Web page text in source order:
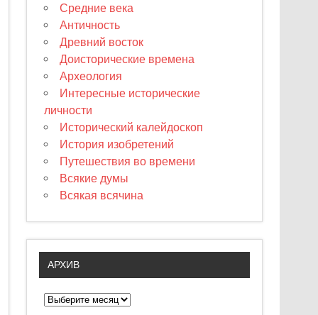
Средние века
Античность
Древний восток
Доисторические времена
Археология
Интересные исторические
личности
Исторический калейдоскоп
История изобретений
Путешествия во времени
Всякие думы
Всякая всячина
АРХИВ
А
р